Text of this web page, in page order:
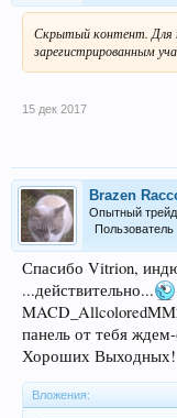
Скрытый контент.
зарегистрированным
15 дек 2017
Brazen
Опытный
Пользователь
Спасибо Vitrion,
...действительно...
панель от тебя
Хороших Выходных!
Вложения: